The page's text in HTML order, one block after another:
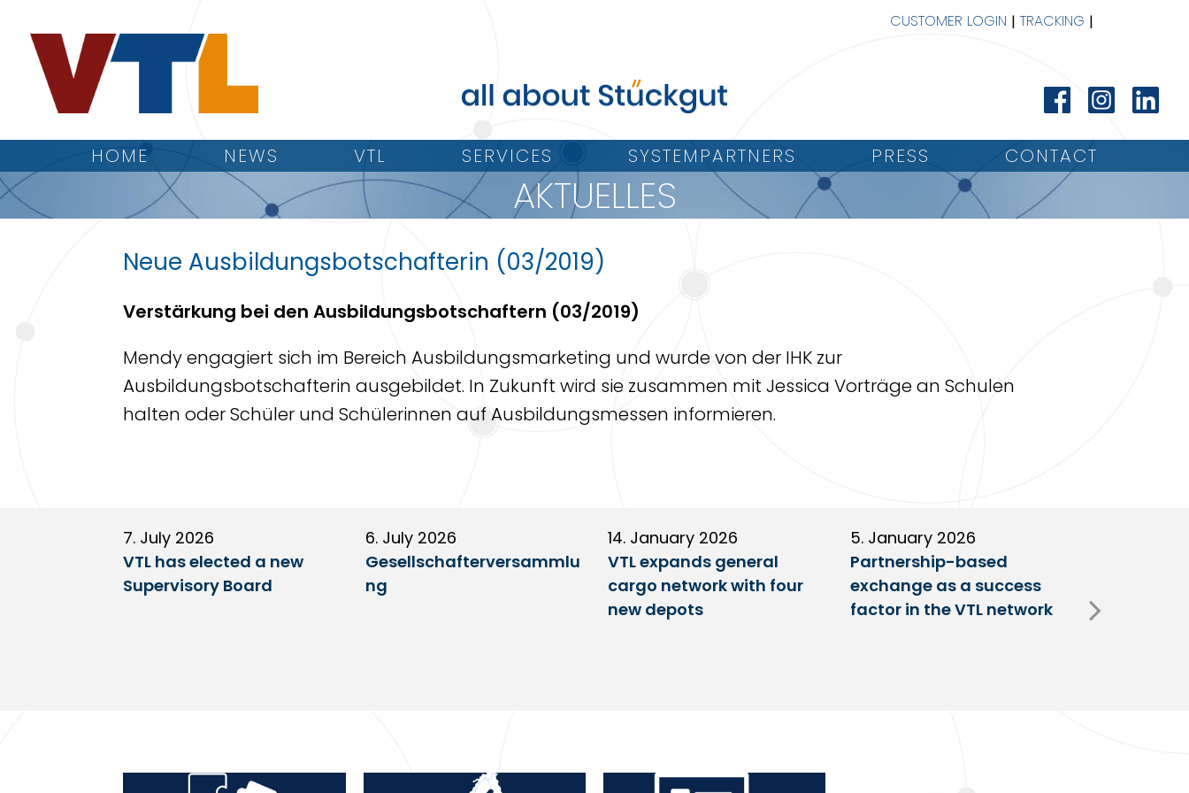
CUSTOMER LOGIN TRACKING
HOME NEWS VTL SERVICES SYSTEMPARTNERS PRESS CONTACT
AKTUELLES
Neue Ausbildungsbotschafterin (03/2019)
Verstärkung bei den Ausbildungsbotschaftern (03/2019)
Mendy engagiert sich im Bereich Ausbildungsmarketing und wurde von der IHK zur
Ausbildungsbotschafterin ausgebildet. In Zukunft wird sie zusammen mit Jessica Vorträge an Schulen
halten oder Schüler und Schülerinnen auf Ausbildungsmessen informieren.
7. July 2026
VTL has elected a new
Supervisory Board
6. July 2026
Gesellschafterversammlu
ng
14. January 2026
VTL expands general
cargo network with four
new depots
5. January 2026
Partnership-based
exchange as a success
factor in the VTL network
Fulda